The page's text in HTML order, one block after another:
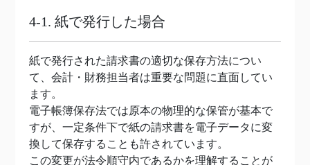
4-1. 紙で発行した場合
紙で発行された請求書の適切な保存方法につい
て、会計・財務担当者は重要な問題に直面してい
ます。
電子帳簿保存法では原本の物理的な保管が基本で
すが、一定条件下で紙の請求書を電子データに変
換して保存することも許されています。
この変更が法令順守内であるかを理解することが